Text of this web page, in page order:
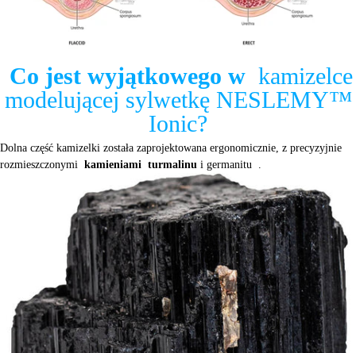
Co jest wyjątkowego w kamizelce
modelującej sylwetkę NESLEMY™
Ionic?
Dolna część kamizelki została zaprojektowana ergonomicznie, z precyzyjnie
rozmieszczonymi kamieniami turmalinu i germanitu .